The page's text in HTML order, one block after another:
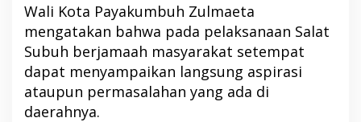
Wali Kota Payakumbuh Zulmaeta
mengatakan bahwa pada pelaksanaan Salat
Subuh berjamaah masyarakat setempat
dapat menyampaikan langsung aspirasi
ataupun permasalahan yang ada di
daerahnya.